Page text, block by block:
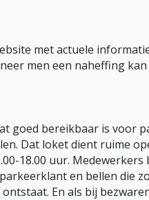
met actuele
men een naheffing
goed bereikbaar is voor
Dat loket dient ruime
18.00 uur.
en bellen die
En als bij